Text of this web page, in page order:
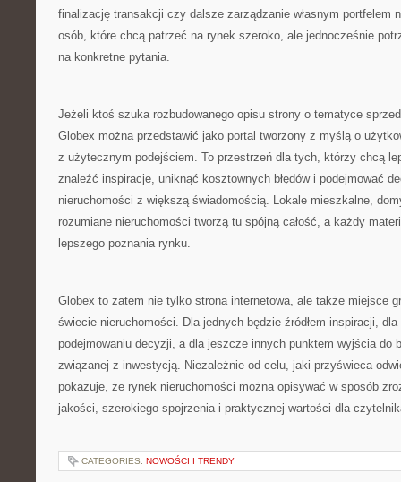
finalizację transakcji czy dalsze zarządzanie własnym portfelem
osób, które chcą patrzeć na rynek szeroko, ale jednocześnie
na konkretne pytania.
Jeżeli ktoś szuka rozbudowanego opisu strony o tematyce
Globex można przedstawić jako portal tworzony z myślą o
z użytecznym podejściem. To przestrzeń dla tych, którzy chcą
znaleźć inspiracje, uniknąć kosztownych błędów i podejmować
nieruchomości z większą świadomością. Lokale mieszkalne,
rozumiane nieruchomości tworzą tu spójną całość, a każdy
lepszego poznania rynku.
Globex to zatem nie tylko strona internetowa, ale także miejsce
świecie nieruchomości. Dla jednych będzie źródłem inspiracji,
podejmowaniu decyzji, a dla jeszcze innych punktem wyjścia do
związanej z inwestycją. Niezależnie od celu, jaki przyświeca
pokazuje, że rynek nieruchomości można opisywać w sposób
jakości, szerokiego spojrzenia i praktycznej wartości dla
CATEGORIES: NOWOŚCI I TRENDY